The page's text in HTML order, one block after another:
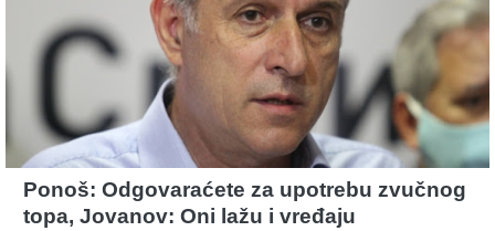
Ponoš: Odgovaraćete za upotrebu zvučnog
topa, Jovanov: Oni lažu i vređaju